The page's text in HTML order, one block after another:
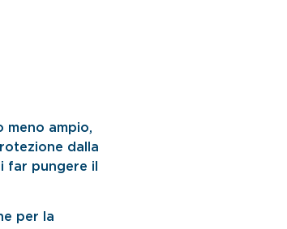
meno ampio,
dalla
far pungere il
per la